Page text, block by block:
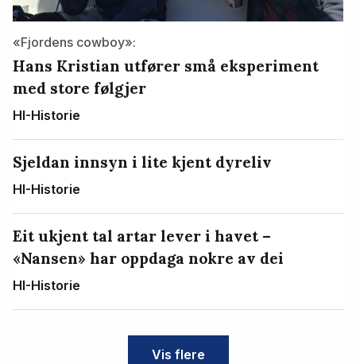
«Fjordens cowboy»:
Hans Kristian utfører små eksperiment
med store følgjer
HI-Historie
Sjeldan innsyn i lite kjent dyreliv
HI-Historie
Eit ukjent tal artar lever i havet –
«Nansen» har oppdaga nokre av dei
HI-Historie
Vis flere